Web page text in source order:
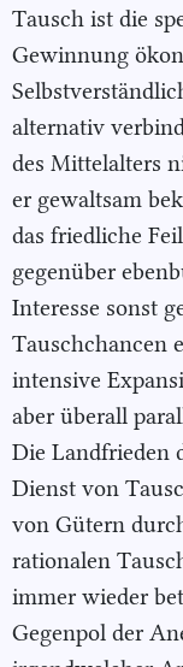
Tausch ist die
Gewinnung
alternativ
des Mittelalters
er gewaltsam
das friedliche
gegenüber
Interesse sonst
Tauschchancen
intensive
aber überall
Die Landfrieden
Dienst von
von Gütern
rationalen
immer wieder
Gegenpol der